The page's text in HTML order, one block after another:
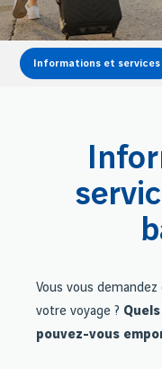
Informations et services
Vous vous
votre voyage ?
pouvez-vous